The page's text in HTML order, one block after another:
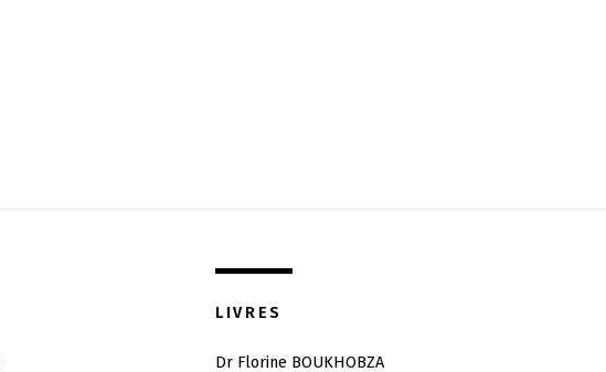
LIVRES
Dr Florine BOUKHOBZA